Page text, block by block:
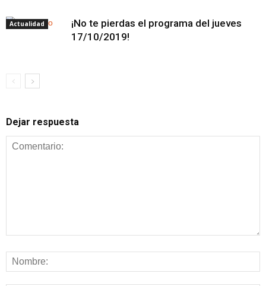
Actualidad
¡No te pierdas el programa del jueves
17/10/2019!
Dejar respuesta